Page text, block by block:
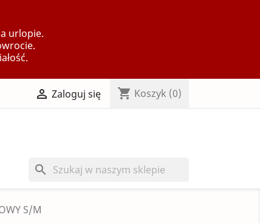
urlopie.
 Zaloguj się shopping_cart Koszyk (0)
search
S/M